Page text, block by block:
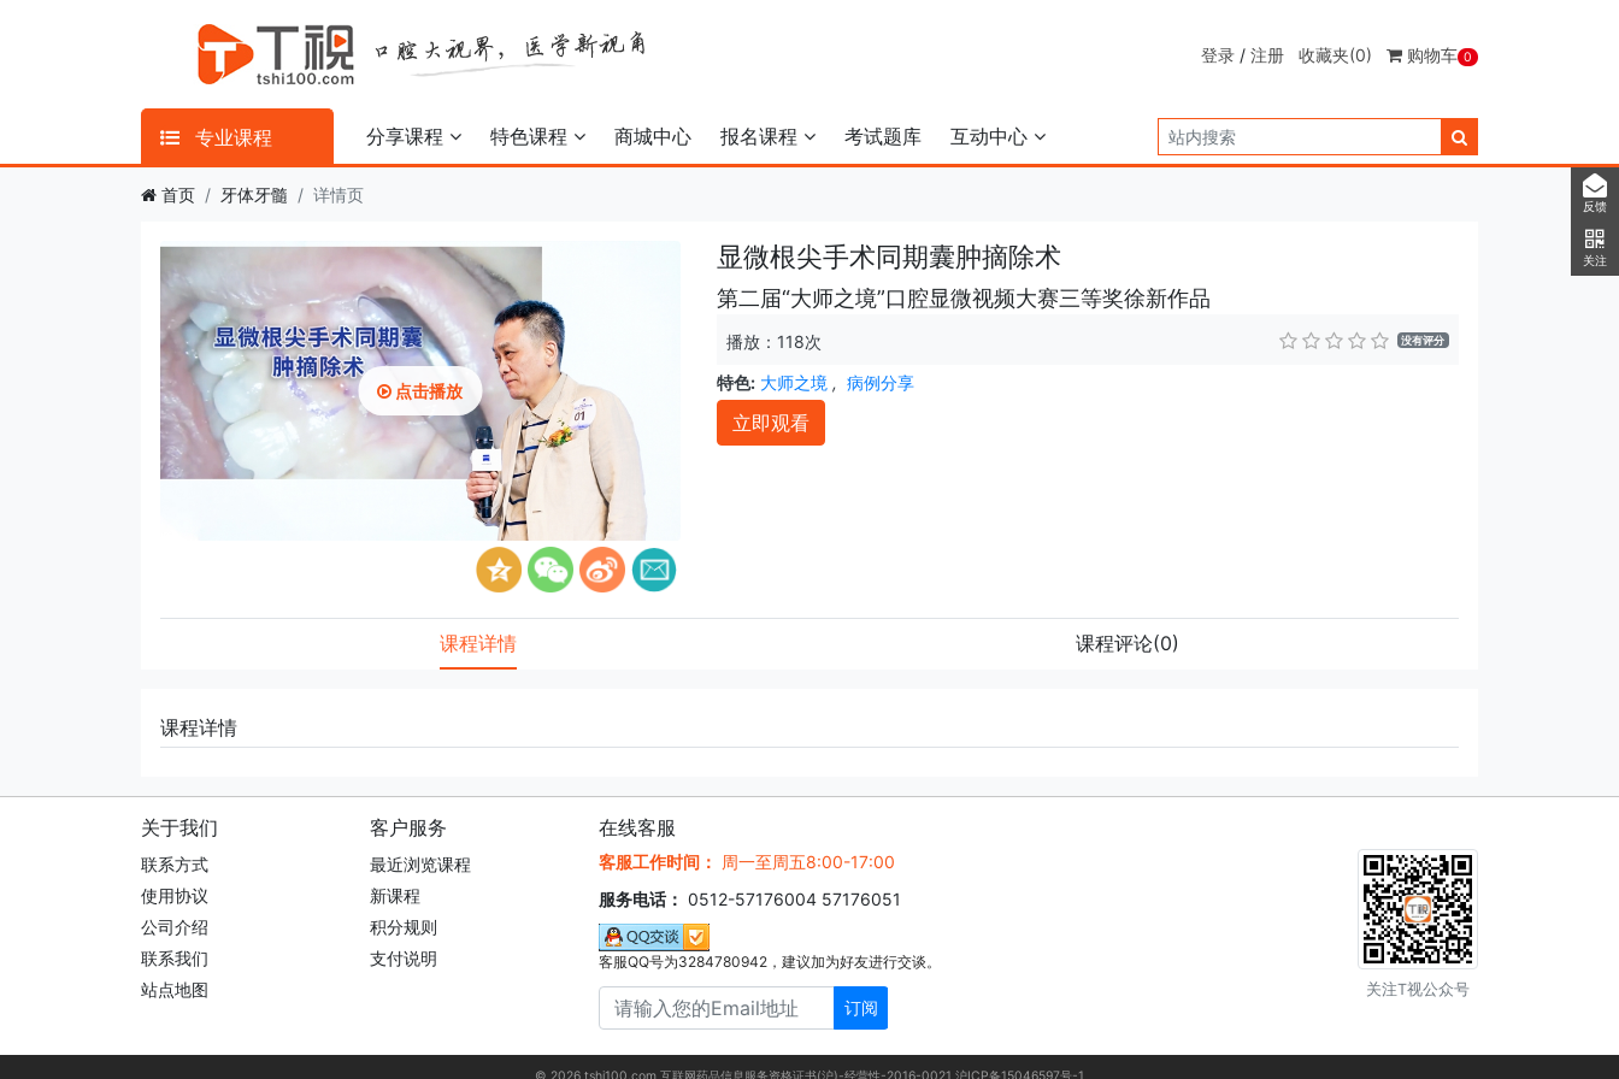
登录/ 注册 收藏夹(0) 购物车 0
专业课程 分享课程 特色课程 商城中心 报名课程 考试题库 互动中心
首页 牙体牙髓 详情页
点击播放
显微根尖手术同期囊肿摘除术
第二届“大师之境”口腔显微视频大赛三等奖徐新作品
播放：118次 没有评分
特色: 大师之境 , 病例分享
立即观看
课程详情 课程评论(0)
课程详情
关于我们
联系方式
使用协议
公司介绍
联系我们
站点地图
客户服务
最近浏览课程
新课程
积分规则
支付说明
在线客服
客服工作时间：
周一至周五8:00-17:00
服务电话： 0512-57176004 57176051
客服QQ号为3284780942，建议加为好友进行交谈。
订阅
关注T视公众号
© 2026 tshi100.com 互联网药品信息服务资格证书(沪)-经营性-2016-0021 沪ICP备15046597号-1
反馈
关注